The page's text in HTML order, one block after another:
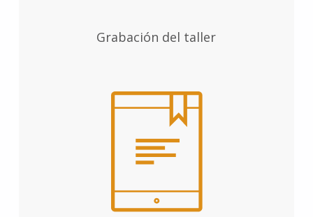
Grabación del taller